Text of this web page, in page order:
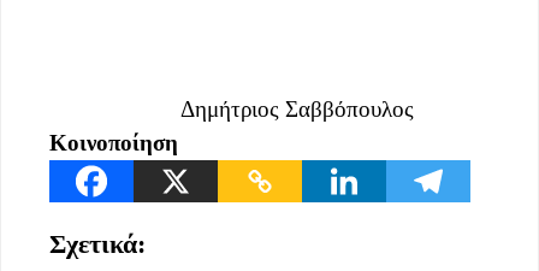
Δημήτριος Σαββόπουλος
Κοινοποίηση
Σχετικά: